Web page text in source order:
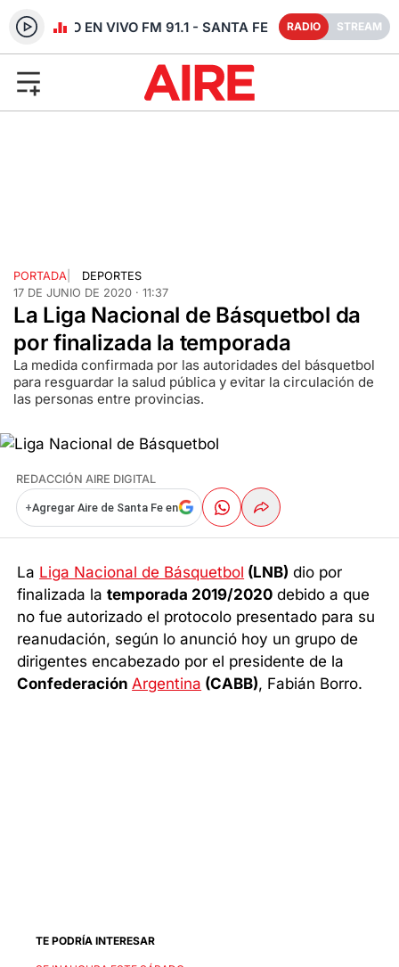
RADIO EN VIVO FM 91.1 - SANTA FE RADIO STREAM
PORTADA
DEPORTES
17 DE JUNIO DE 2020 · 11:37
La Liga Nacional de Básquetbol da
por finalizada la temporada
La medida confirmada por las autoridades del básquetbol
para resguardar la salud pública y evitar la circulación de
las personas entre provincias.
REDACCIÓN AIRE DIGITAL
+Agregar Aire de Santa Fe en
La Liga Nacional de Básquetbol (LNB) dio por
finalizada latemporada 2019/2020 debido a que
no fue autorizado el protocolo presentado para su
reanudación, según lo anunció hoy un grupo de
dirigentes encabezado por el presidente de la
Confederación Argentina (CABB), Fabián Borro.
TE PODRÍA INTERESAR